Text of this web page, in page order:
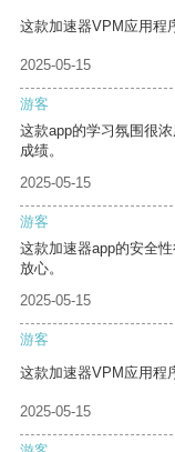
这款加速器VPM应用程
2025-05-15
游客
这款app的学习氛围很
成绩。
2025-05-15
游客
这款加速器app的安全
放心。
2025-05-15
游客
这款加速器VPM应用程
2025-05-15